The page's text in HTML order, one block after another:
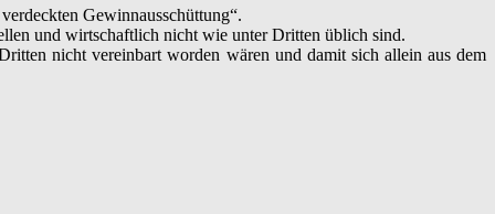
Gewinnausschüttung“.
und wirtschaftlich nicht wie unter Dritten üblich sind.
nicht vereinbart worden wären und damit sich allein aus dem